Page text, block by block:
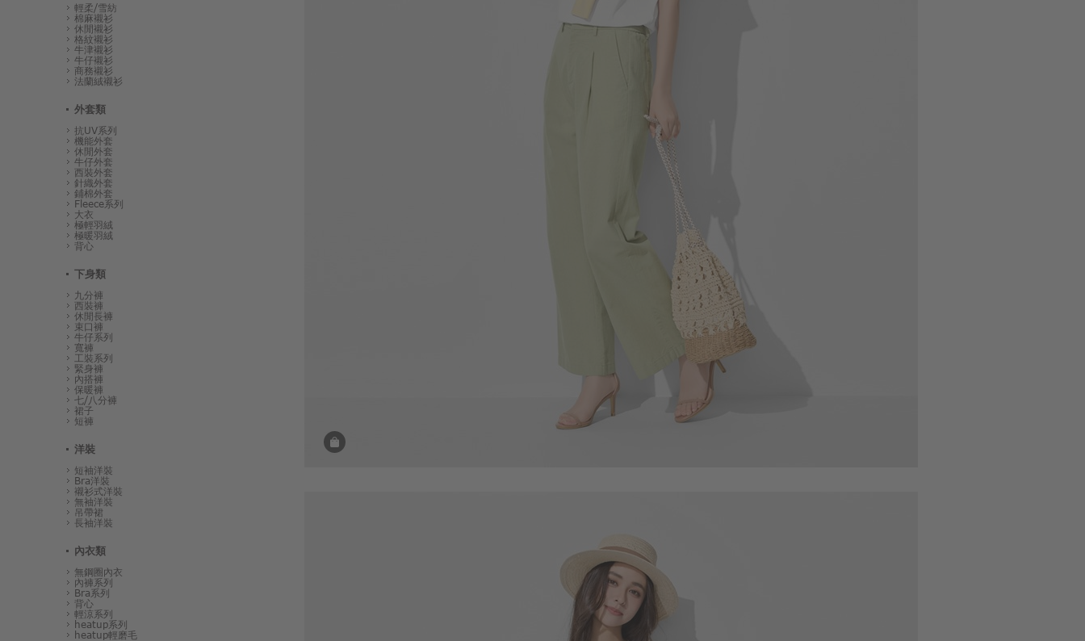
輕柔/雪紡
棉麻襯衫
休閒襯衫
格紋襯衫
牛津襯衫
牛仔襯衫
商務襯衫
法蘭絨襯衫
外套類
抗UV系列
機能外套
休閒外套
牛仔外套
西裝外套
針織外套
鋪棉外套
Fleece系列
大衣
極輕羽絨
極暖羽絨
背心
下身類
九分褲
西裝褲
休閒長褲
束口褲
牛仔系列
寬褲
工裝系列
緊身褲
內搭褲
保暖褲
七/八分褲
裙子
短褲
洋裝
短袖洋裝
Bra洋裝
襯衫式洋裝
無袖洋裝
吊帶裙
長袖洋裝
內衣類
無鋼圈內衣
內褲系列
Bra系列
背心
輕涼系列
heatup系列
heatup輕磨毛
159 $ 190